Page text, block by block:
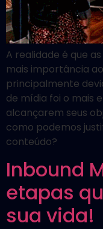
A realidade é que
mais importância
principalmente
de mídia foi o mais
alcançarem seus
como podemos
conteúdo?
Inbound
etapas
sua vida!